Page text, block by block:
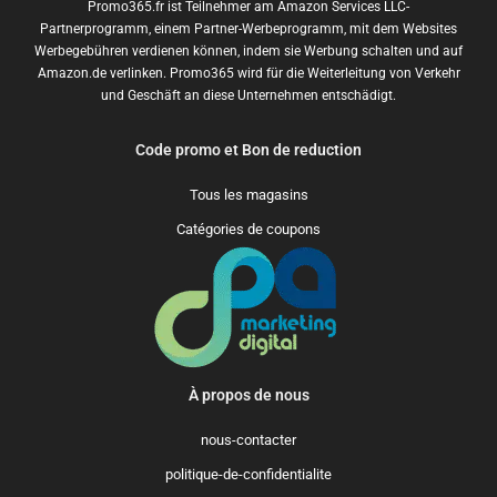
Promo365.fr ist Teilnehmer am Amazon Services LLC-
Partnerprogramm, einem Partner-Werbeprogramm, mit dem Websites
Werbegebühren verdienen können, indem sie Werbung schalten und auf
Amazon.de verlinken. Promo365 wird für die Weiterleitung von Verkehr
und Geschäft an diese Unternehmen entschädigt.
Code promo et Bon de reduction
Tous les magasins
Catégories de coupons
À propos de nous
nous-contacter
politique-de-confidentialite